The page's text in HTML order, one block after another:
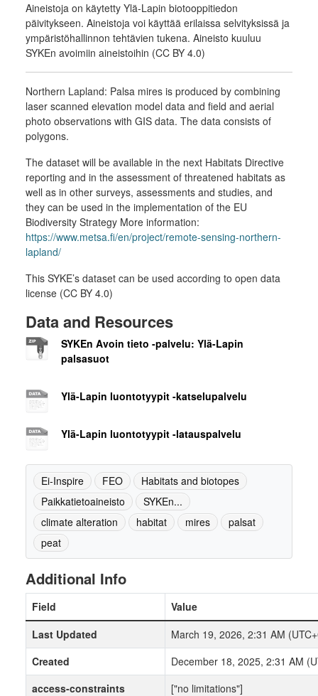
Aineistoja on käytetty Ylä-Lapin biotooppitiedon
päivitykseen. Aineistoja voi käyttää erilaissa selvityksissä ja
ympäristöhallinnon tehtävien tukena. Aineisto kuuluu
SYKEn avoimiin aineistoihin (CC BY 4.0)
Northern Lapland: Palsa mires is produced by combining
laser scanned elevation model data and field and aerial
photo observations with GIS data. The data consists of
polygons.
The dataset will be available in the next Habitats Directive
reporting and in the assessment of threatened habitats as
well as in other surveys, assessments and studies, and
they can be used in the implementation of the EU
Biodiversity Strategy More information:
https://www.metsa.fi/en/project/remote-sensing-northern-
lapland/
This SYKE’s dataset can be used according to open data
license (CC BY 4.0)
Data and Resources
SYKEn Avoin tieto -palvelu: Ylä-Lapin
palsasuot
Ylä-Lapin luontotyypit -katselupalvelu
Ylä-Lapin luontotyypit -latauspalvelu
Ei-Inspire FEO
Habitats and biotopes
Paikkatietoaineisto
SYKEn...
climate alteration
habitat mires
palsat
peat
Additional Info
Field
Value
Last Updated
March 19, 2026, 2:31 AM
Created
December 18, 2025, 2:31 AM
access-constraints
["no limitations"]